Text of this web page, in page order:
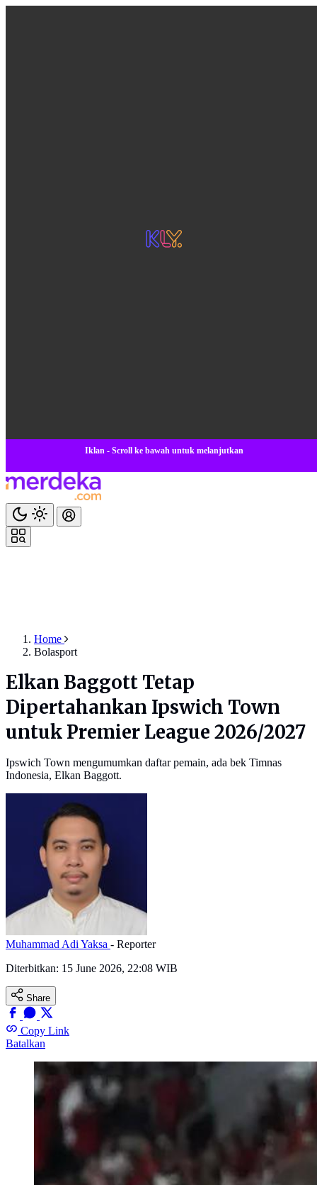
Iklan - Scroll ke bawah untuk melanjutkan
Home
Bolasport
Elkan Baggott Tetap
Dipertahankan Ipswich Town
untuk Premier League 2026/2027
Ipswich Town mengumumkan daftar pemain, ada bek Timnas
Indonesia, Elkan Baggott.
Muhammad Adi Yaksa - Reporter
Diterbitkan: 15 June 2026, 22:08 WIB
Share
Copy Link
Batalkan